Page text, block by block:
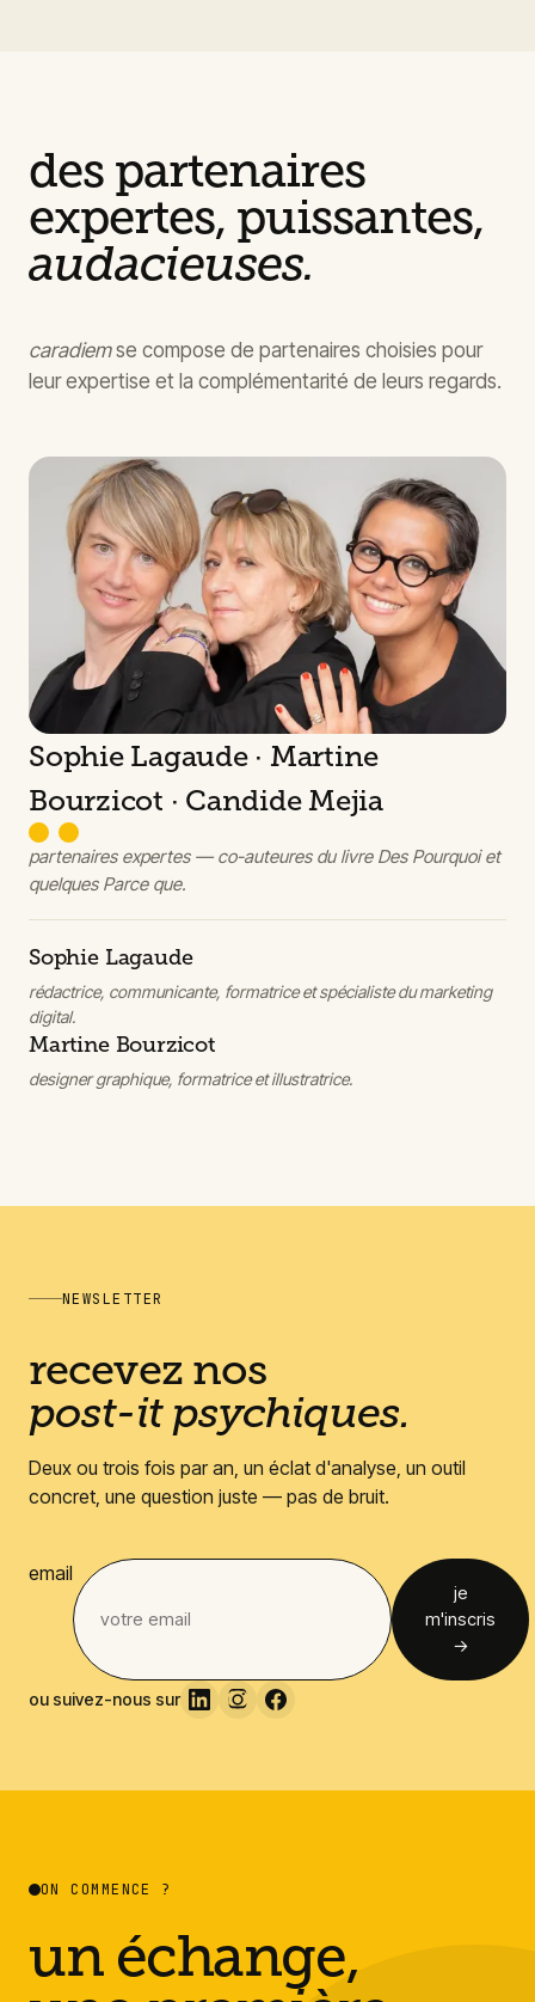
des partenaires
expertes, puissantes,
audacieuses.
caradiemse compose de partenaires choisies pour
leur expertise et la complémentarité de leurs regards.
Sophie Lagaude · Martine
Bourzicot · Candide Mejia
partenaires expertes — co-auteures du livre Des Pourquoi et
quelques Parce que.
Sophie Lagaude
rédactrice, communicante, formatrice et spécialiste du marketing
digital.
Martine Bourzicot
designer graphique, formatrice et illustratrice.
NEWSLETTER
recevez nos
post-it psychiques.
Deux ou trois fois par an, un éclat d'analyse, un outil
concret, une question juste — pas de bruit.
email
je
m'inscris
→
ou suivez-nous sur
ON COMMENCE ?
un échange,